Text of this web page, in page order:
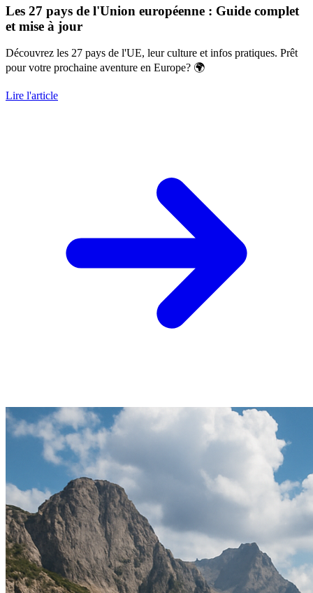
Les 27 pays de l'Union européenne : Guide complet
et mise à jour
Découvrez les 27 pays de l'UE, leur culture et infos pratiques. Prêt
pour votre prochaine aventure en Europe? 🌍
Lire l'article